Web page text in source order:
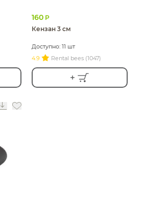
160 Р
Кензан 3 см
Доступно: 11 шт
4.9
Rental bees (1047)